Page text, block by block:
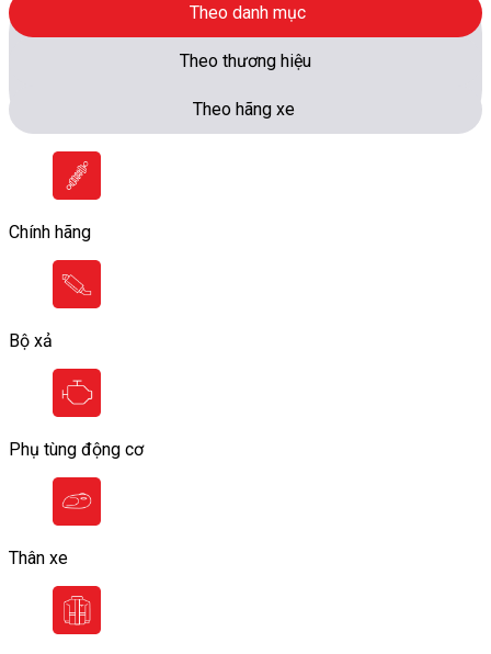
Theo danh mục
Theo thương hiệu
Theo hãng xe
Chính hãng
Bộ xả
Phụ tùng động cơ
Thân xe